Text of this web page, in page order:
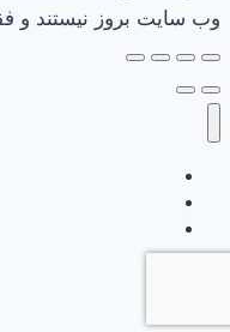
وب سایت بروز نیستند و
تسویه حساب